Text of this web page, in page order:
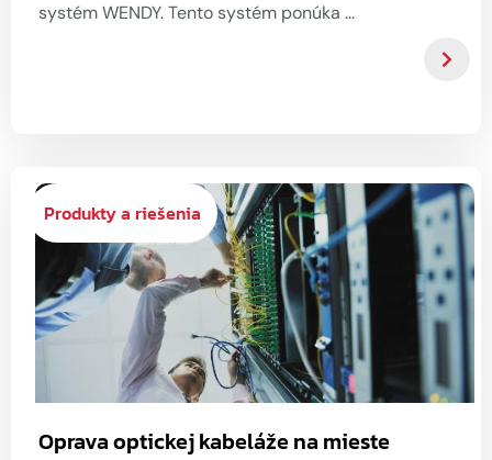
systém WENDY. Tento systém ponúka ...
Produkty a riešenia
Oprava optickej kabeláže na mieste